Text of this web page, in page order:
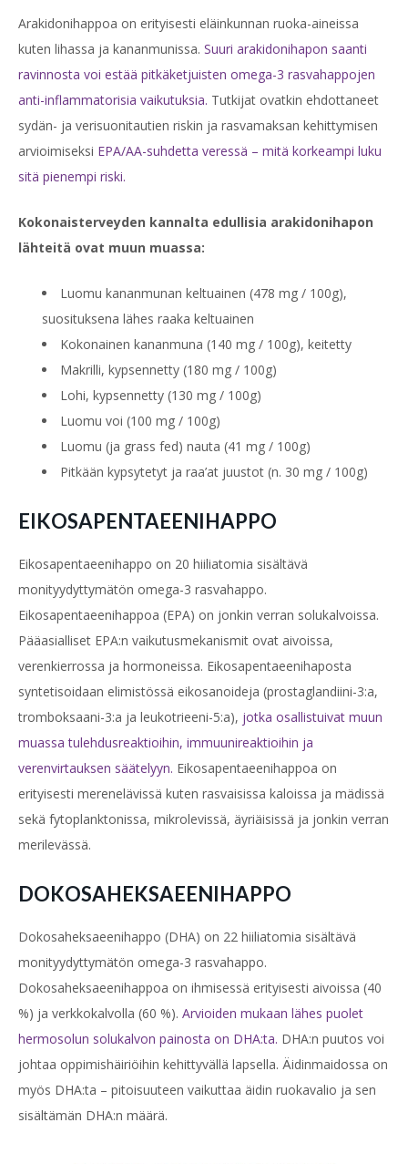
Arakidonihappoa on erityisesti eläinkunnan ruoka-aineissa
kuten lihassa ja kananmunissa. Suuri arakidonihapon saanti
ravinnosta voi estää pitkäketjuisten omega-3 rasvahappojen
anti-inflammatorisia vaikutuksia. Tutkijat ovatkin ehdottaneet
sydän- ja verisuonitautien riskin ja rasvamaksan kehittymisen
arvioimiseksi EPA/AA-suhdetta veressä – mitä korkeampi luku
sitä pienempi riski.
Kokonaisterveyden kannalta edullisia arakidonihapon
lähteitä ovat muun muassa:
Luomu kananmunan keltuainen (478 mg / 100g),
suosituksena lähes raaka keltuainen
Kokonainen kananmuna (140 mg / 100g), keitetty
Makrilli, kypsennetty (180 mg / 100g)
Lohi, kypsennetty (130 mg / 100g)
Luomu voi (100 mg / 100g)
Luomu (ja grass fed) nauta (41 mg / 100g)
Pitkään kypsytetyt ja raa’at juustot (n. 30 mg / 100g)
EIKOSAPENTAEENIHAPPO
Eikosapentaeenihappo on 20 hiiliatomia sisältävä
monityydyttymätön omega-3 rasvahappo.
Eikosapentaeenihappoa (EPA) on jonkin verran solukalvoissa.
Pääasialliset EPA:n vaikutusmekanismit ovat aivoissa,
verenkierrossa ja hormoneissa. Eikosapentaeenihaposta
syntetisoidaan elimistössä eikosanoideja (prostaglandiini-3:a,
tromboksaani-3:a ja leukotrieeni-5:a), jotka osallistuivat muun
muassa tulehdusreaktioihin, immuunireaktioihin ja
verenvirtauksen säätelyyn. Eikosapentaeenihappoa on
erityisesti merenelävissä kuten rasvaisissa kaloissa ja mädissä
sekä fytoplanktonissa, mikrolevissä, äyriäisissä ja jonkin verran
merilevässä.
DOKOSAHEKSAEENIHAPPO
Dokosaheksaeenihappo (DHA) on 22 hiiliatomia sisältävä
monityydyttymätön omega-3 rasvahappo.
Dokosaheksaeenihappoa on ihmisessä erityisesti aivoissa (40
%) ja verkkokalvolla (60 %). Arvioiden mukaan lähes puolet
hermosolun solukalvon painosta on DHA:ta. DHA:n puutos voi
johtaa oppimishäiriöihin kehittyvällä lapsella. Äidinmaidossa on
myös DHA:ta – pitoisuuteen vaikuttaa äidin ruokavalio ja sen
sisältämän DHA:n määrä.